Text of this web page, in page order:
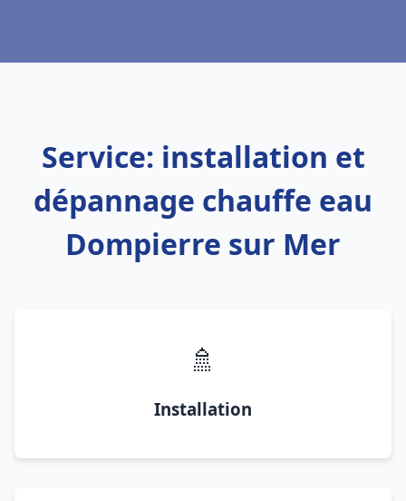
Service: installation et
dépannage chauffe eau
Dompierre sur Mer
🚿
Installation